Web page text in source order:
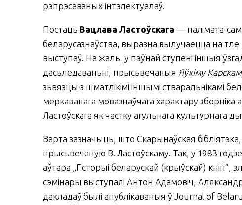
рэпрэсаваных інтэлектуалаў.
Постаць Вацлава Ластоўскага — палімата-
беларусазнаўства, выразна вылучаецца на
выступаў. На жаль, у пэўнай ступені іншыя
дасьледаваньні, прысьвечаныя Яўхіму
зьвязцы з шматлікімі іншымі стваральнікамі
меркаванага мовазнаўчага характару
Ластоўскага як частку агульнага культурнага
Варта зазначыць, што Скарынаўская
прысьвечаную В. Ластоўскаму. Так, у 1983
аўтара „Гісторыі беларускай (крыўскай)
сэмінары выступалі Антон Адамовіч,
дакладаў былі апублікаваныя ў Journal of